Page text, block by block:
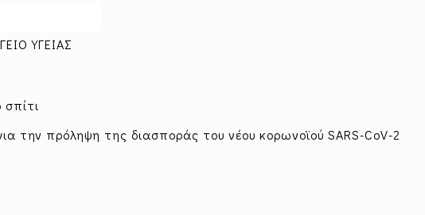
ΥΓΕΙΑΣ
την πρόληψη της διασποράς του νέου κορωνοϊού SARS-CoV-2